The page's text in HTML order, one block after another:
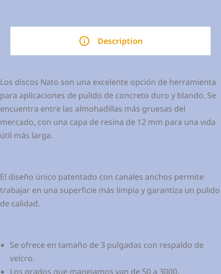
Description
Los discos Nato son una excelente opción de herramienta
para aplicaciones de pulido de concreto duro y blando. Se
encuentra entre las almohadillas más gruesas del
mercado, con una capa de resina de 12 mm para una vida
útil más larga.
El diseño único patentado con canales anchos permite
trabajar en una superficie más limpia y garantiza un pulido
de calidad.
Se ofrece en tamaño de 3 pulgadas con respaldo de
velcro.
Los grados que manejamos van de 50 a 3000.